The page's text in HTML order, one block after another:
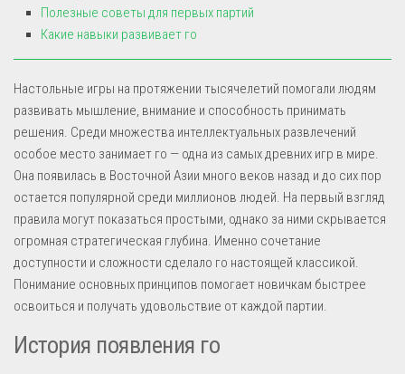
Полезные советы для первых партий
Какие навыки развивает го
Настольные игры на протяжении тысячелетий помогали людям
развивать мышление, внимание и способность принимать
решения. Среди множества интеллектуальных развлечений
особое место занимает го — одна из самых древних игр в мире.
Она появилась в Восточной Азии много веков назад и до сих пор
остается популярной среди миллионов людей. На первый взгляд
правила могут показаться простыми, однако за ними скрывается
огромная стратегическая глубина. Именно сочетание
доступности и сложности сделало го настоящей классикой.
Понимание основных принципов помогает новичкам быстрее
освоиться и получать удовольствие от каждой партии.
История появления го